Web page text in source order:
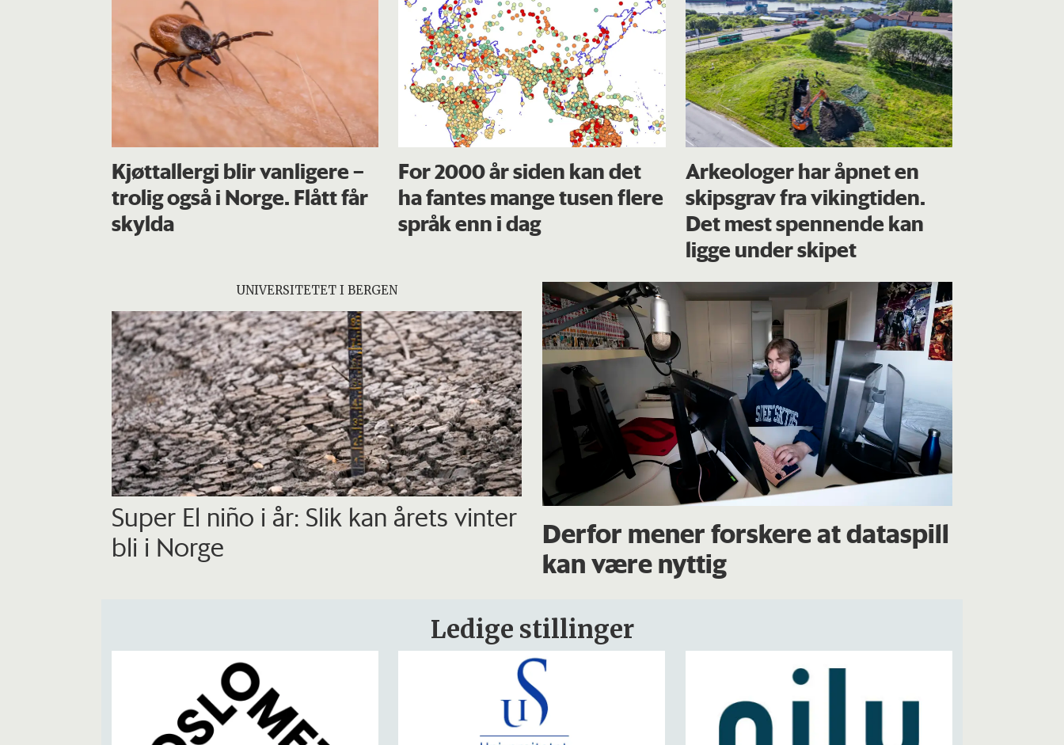
Kjøttallergi blir vanligere –
trolig også i Norge. Flått får
skylda
For 2000 år siden kan det
ha fantes mange tusen flere
språk enn i dag
Arkeologer har åpnet en
skipsgrav fra vikingtiden.
Det mest spennende kan
ligge under skipet
UNIVERSITETET I BERGEN
Super El niño i år: Slik kan årets vinter
bli i Norge
Derfor mener forskere at dataspill
kan være nyttig
Ledige stillinger